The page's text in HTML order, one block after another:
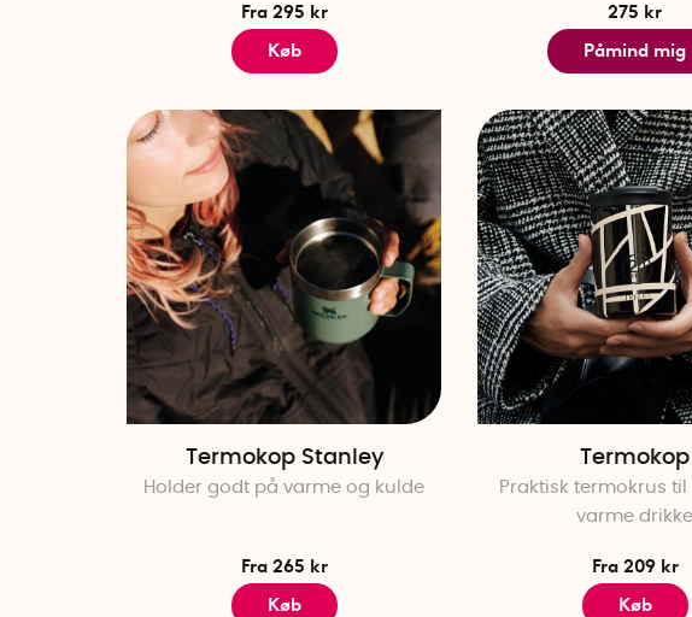
Fra 295 kr
Køb
275 kr
Påmind mig
Termokop Stanley
Holder godt på varme og kulde
Fra 265 kr
Køb
Termokop
Praktisk termokrus
varme drikke
Fra 209 kr
Køb